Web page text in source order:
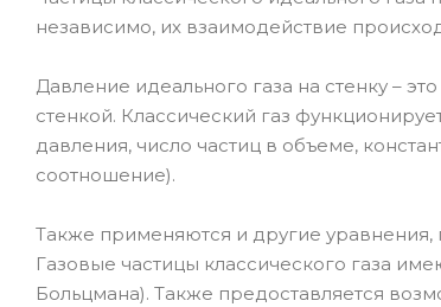
независимо, их взаимодействие
Давление идеального газа на стенку –
стенкой. Классический газ
давления, число частиц в объеме,
соотношение).
Также применяются и другие
Газовые частицы классического газа
Больцмана). Также предоставляется